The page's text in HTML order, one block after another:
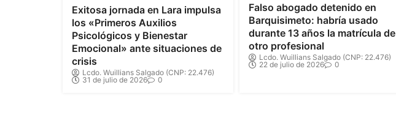
Exitosa jornada en Lara impulsa
los «Primeros Auxilios
Psicológicos y Bienestar
Emocional» ante situaciones de
crisis
Lcdo. Wuillians Salgado (CNP: 22.476)
31 de julio de 2026
0
Falso abogado detenido en
Barquisimeto: habría usado
durante 13 años la matrícula de
otro profesional
Lcdo. Wuillians Salgado (CNP: 22.476)
22 de julio de 2026
0